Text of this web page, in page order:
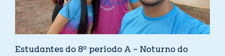
Estudantes do 8º período A – Noturno do